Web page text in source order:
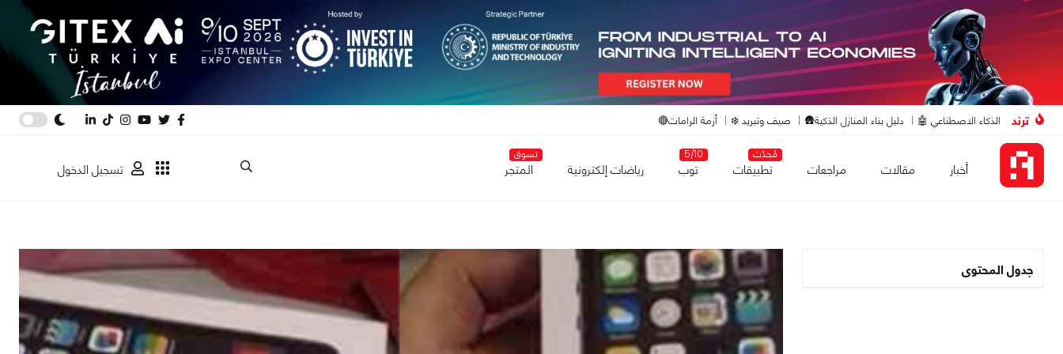
ترند الذكاء الاصطناعي 🤖 دليل بناء المنازل الذكية🛖 صيف وتبريد ❄️ أزمة الرامات🔴
أخبار مقالات مراجعات
مُحدّث
تطبيقات
5/10
توب رياضات إلكترونية
تسوق
المتجر تسجيل الدخول
جدول المحتوى